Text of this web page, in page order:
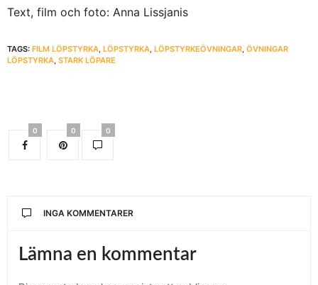
Text, film och foto: Anna Lissjanis
TAGS: FILM LÖPSTYRKA, LÖPSTYRKA, LÖPSTYRKEÖVNINGAR, ÖVNINGAR
LÖPSTYRKA, STARK LÖPARE
0 0 0
INGA KOMMENTARER
Lämna en kommentar